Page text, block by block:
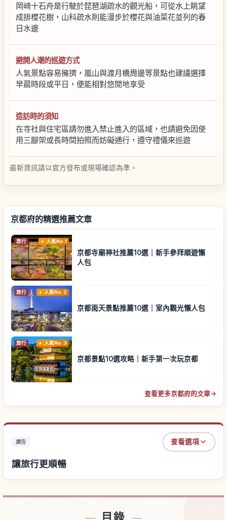
岡崎十石舟是行駛於琵琶湖疏水的觀光船，可從水上眺望
成排櫻花樹，山科疏水則能漫步於櫻花與油菜花並列的春
日水邊
避開人潮的巡遊方式
人氣景點容易擁擠，嵐山與渡月橋周邊等景點也建議選擇
早晨時段或平日，便能相對悠閒地享受
造訪時的須知
在寺社與住宅區請勿進入禁止進入的區域，也請避免因使
用三腳架或長時間拍照而妨礙通行，遵守禮儀來巡遊
最新資訊請以官方發布或現場確認為準。
京都府的精選推薦文章
旅行 人氣No.1
京都寺廟神社推薦10選｜新手參拜順遊懶
人包
旅行 人氣No.2
京都雨天景點推薦10選｜室內觀光懶人包
旅行 人氣No.3
京都景點10選攻略｜新手第一次玩京都
查看更多京都府的文章→
廣告 查看選項
讓旅行更順暢
目錄